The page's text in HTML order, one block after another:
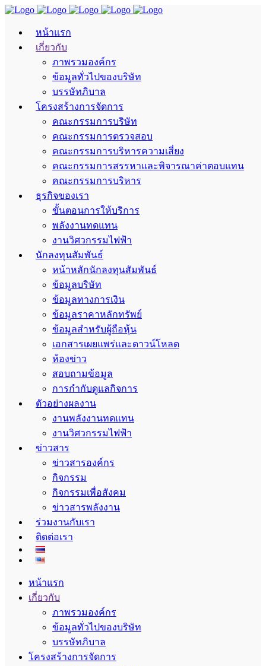
หน้าแรก
เกี่ยวกับ
ภาพรวมองค์กร
ข้อมูลทั่วไปของบริษัท
บรรษัทภิบาล
โครงสร้างการจัดการ
คณะกรรมการบริษัท
คณะกรรมการตรวจสอบ
คณะกรรมการบริหารความเสี่ยง
คณะกรรมการสรรหาและพิจารณาค่าตอบแทน
คณะกรรมการบริหาร
ธุรกิจของเรา
ขั้นตอนการให้บริการ
พลังงานทดแทน
งานวิศวกรรมไฟฟ้า
นักลงทุนสัมพันธ์
หน้าหลักนักลงทุนสัมพันธ์
ข้อมูลบริษัท
ข้อมูลทางการเงิน
ข้อมูลราคาหลักทรัพย์
ข้อมูลสำหรับผู้ถือหุ้น
เอกสารเผยแพร่และดาวน์โหลด
ห้องข่าว
สอบถามข้อมูล
การกำกับดูแลกิจการ
ตัวอย่างผลงาน
งานพลังงานทดแทน
งานวิศวกรรมไฟฟ้า
ข่าวสาร
ข่าวสารองค์กร
กิจกรรม
กิจกรรมเพื่อสังคม
ข่าวสารพลังงาน
ร่วมงานกับเรา
ติดต่อเรา
หน้าแรก
เกี่ยวกับ
ภาพรวมองค์กร
ข้อมูลทั่วไปของบริษัท
บรรษัทภิบาล
โครงสร้างการจัดการ